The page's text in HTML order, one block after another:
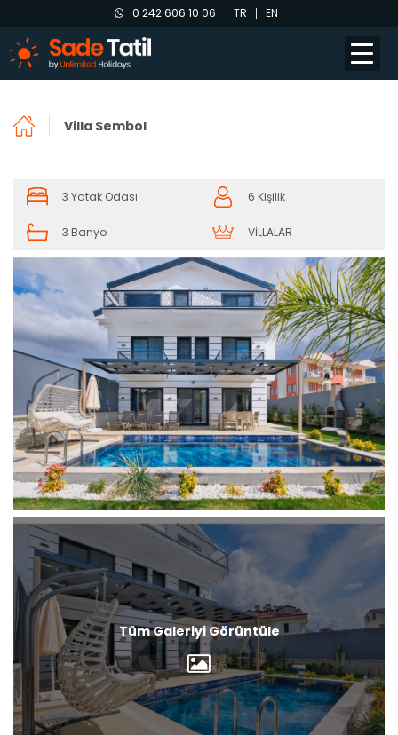
0 242 606 10 06 TR EN
Villa Sembol
3 Yatak Odası 6 Kişilik
3 Banyo VİLLALAR
Tüm Galeriyi Görüntüle